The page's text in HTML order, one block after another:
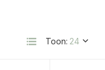
Toon: